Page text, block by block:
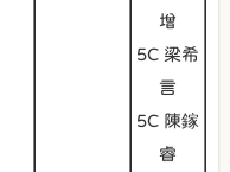
增
5C 梁希
言
5C 陳鎵
睿